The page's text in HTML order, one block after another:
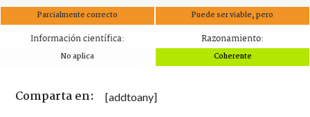
Parcialmente correcto Puede ser viable, pero
Información científica:
No aplica
Razonamiento:
Coherente
Comparta en: [addtoany]